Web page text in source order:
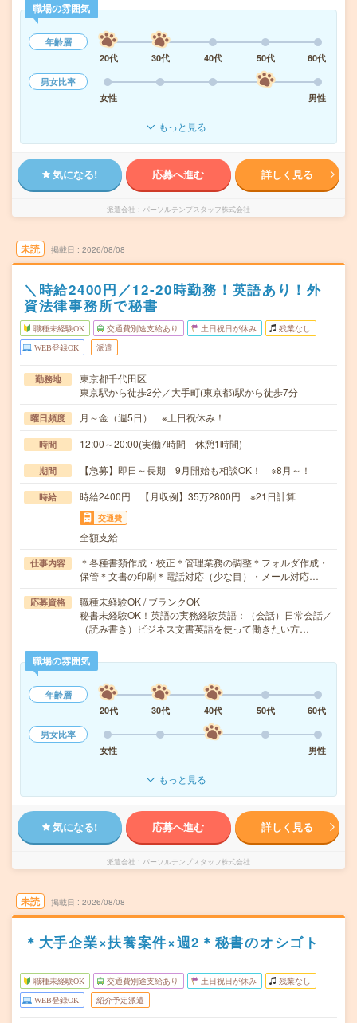
職場の雰囲気
年齢層
20代
30代 40代 50代
60代
男女比率
女性
男性
もっと見る
気になる! 応募へ進む 詳しく見る
派遣会社 パーソルテンプスタッフ株式会社
未読 掲載日 2026/08/08
＼時給2400円／12-20時勤務！英語あり！外
資法律事務所で秘書
職種未経験OK 交通費別途支給あり 土日祝日が休み 残業なし
WEB登録OK 派遣
勤務地
東京都千代田区
東京駅から徒歩2分／大手町(東京都)駅から徒歩7分
曜日頻度 月～金（週5日） ※土日祝休み！
時間 12:00～20:00(実働7時間 休憩1時間)
期間 【急募】即日～長期 9月開始も相談OK！ ※8月～！
時給 時給2400円 【月収例】35万2800円 ※21日計算
交通費
全額支給
仕事内容
＊各種書類作成・校正＊管理業務の調整＊フォルダ作成・
保管＊文書の印刷＊電話対応（少な目）・メール対応…
応募資格
職種未経験OK / ブランクOK
秘書未経験OK！英語の実務経験英語：（会話）日常会話／
（読み書き）ビジネス文書英語を使って働きたい方…
職場の雰囲気
年齢層
20代
30代 40代 50代
60代
男女比率
女性
男性
もっと見る
気になる! 応募へ進む 詳しく見る
派遣会社 パーソルテンプスタッフ株式会社
未読 掲載日 2026/08/08
＊大手企業×扶養案件×週2＊秘書のオシゴト
職種未経験OK 交通費別途支給あり 土日祝日が休み 残業なし
WEB登録OK 紹介予定派遣